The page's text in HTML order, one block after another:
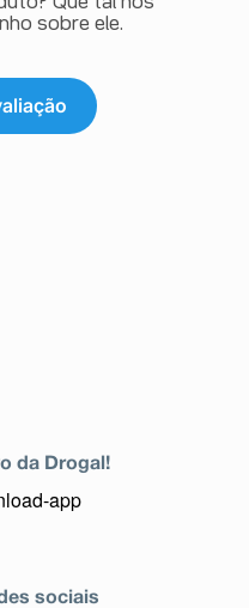
sobre ele.
da Drogal!
sociais